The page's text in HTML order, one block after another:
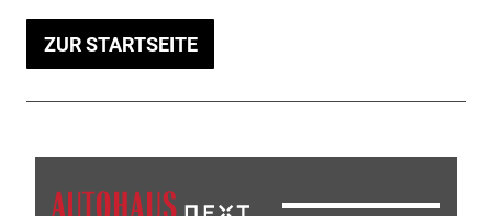
ZUR STARTSEITE